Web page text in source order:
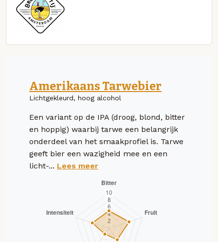
Amerikaans Tarwebier
Lichtgekleurd, hoog alcohol
Een variant op de IPA (droog, blond, bitter
en hoppig) waarbij tarwe een belangrijk
onderdeel van het smaakprofiel is. Tarwe
geeft bier een wazigheid mee en een
licht-... Lees meer